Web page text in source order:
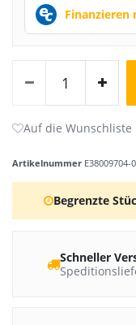
Finanzieren
Artikelnummer E38009704-0
Begrenzte
Schneller